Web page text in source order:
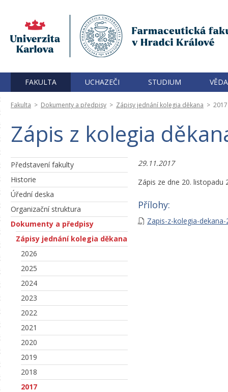
FAKULTA UCHAZEČI STUDIUM
Fakulta > Dokumenty a předpisy > Zápisy jednání kolegia děkana > 2017
Zápis z kolegia
Představení fakulty
Historie
Úřední deska
Organizační struktura
Dokumenty a předpisy
Zápisy jednání kolegia děkana
2026
2025
2024
2023
2022
2021
2020
2019
2018
2017
29.11.2017
Zápis ze dne 20. listopadu
Přílohy:
Zapis-z-kolegia-